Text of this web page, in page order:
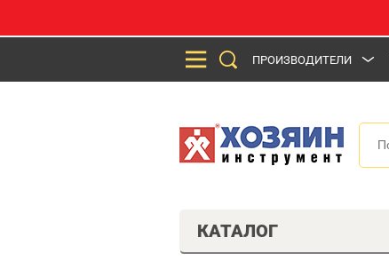
ПРОИЗВОДИТЕЛИ
КАТАЛОГ